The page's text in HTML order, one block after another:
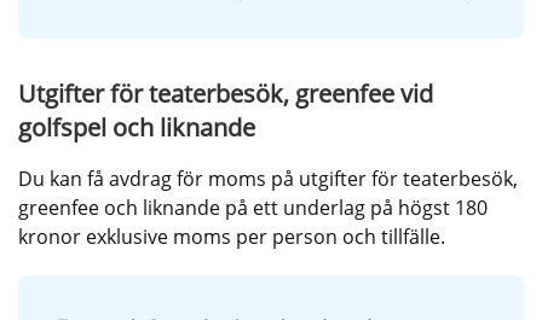
Utgifter för teaterbesök, greenfee vid
golfspel och liknande
Du kan få avdrag för moms på utgifter för teaterbesök,
greenfee och liknande på ett underlag på högst 180
kronor exklusive moms per person och tillfälle.